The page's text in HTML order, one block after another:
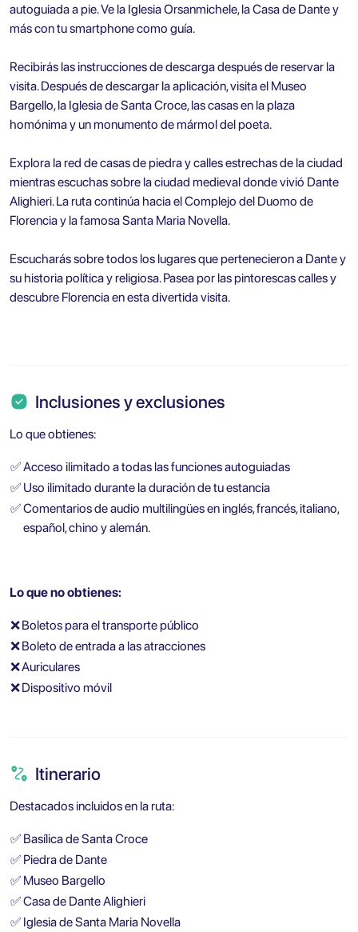
autoguiada a pie. Ve la Iglesia Orsanmichele, la Casa de Dante y
más con tu smartphone como guía.
Recibirás las instrucciones de descarga después de reservar la
visita. Después de descargar la aplicación, visita el Museo
Bargello, la Iglesia de Santa Croce, las casas en la plaza
homónima y un monumento de mármol del poeta.
Explora la red de casas de piedra y calles estrechas de la ciudad
mientras escuchas sobre la ciudad medieval donde vivió Dante
Alighieri. La ruta continúa hacia el Complejo del Duomo de
Florencia y la famosa Santa Maria Novella.
Escucharás sobre todos los lugares que pertenecieron a Dante y
su historia política y religiosa. Pasea por las pintorescas calles y
descubre Florencia en esta divertida visita.
Inclusiones y exclusiones
Lo que obtienes:
✅Acceso ilimitado a todas las funciones autoguiadas
✅ Uso ilimitado durante la duración de tu estancia
✅Comentarios de audio multilingües en inglés, francés, italiano,
español, chino y alemán.
Lo que no obtienes:
❌Boletos para el transporte público
❌Boleto de entrada a las atracciones
❌Auriculares
❌Dispositivo móvil
Itinerario
Destacados incluidos en la ruta:
✅ Basílica de Santa Croce
✅ Piedra de Dante
✅ Museo Bargello
✅Casa de Dante Alighieri
✅ Iglesia de Santa Maria Novella